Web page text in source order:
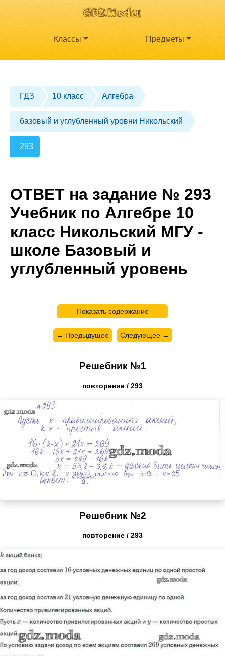
Классы Предметы
ГДЗ 10 класс Алгебра
базовый и углубленный уровни Никольский
293
ОТВЕТ на задание № 293
Учебник по Алгебре 10
класс Никольский МГУ -
школе Базовый и
углубленный уровень
Показать содержание
← Предыдущее Следующее →
Решебник №1
повторение / 293
Решебник №2
повторение / 293